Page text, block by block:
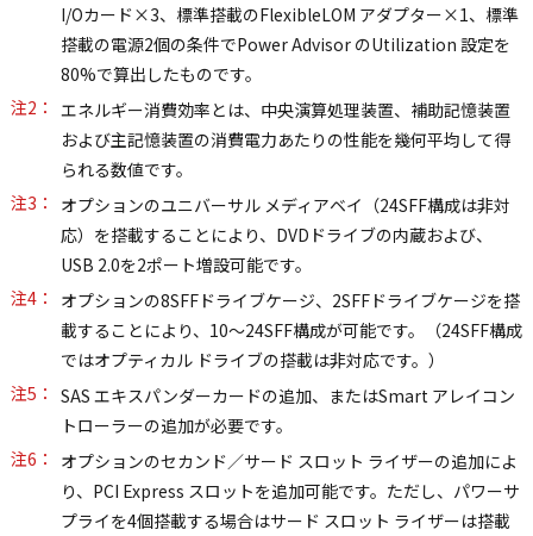
I/Oカード×3、標準搭載のFlexibleLOM アダプター×1、標準
搭載の電源2個の条件でPower Advisor のUtilization 設定を
80%で算出したものです。
注2： エネルギー消費効率とは、中央演算処理装置、補助記憶装置
および主記憶装置の消費電力あたりの性能を幾何平均して得
られる数値です。
注3：
オプションのユニバーサル メディアベイ（24SFF構成は非対
応）を搭載することにより、DVDドライブの内蔵および、
USB 2.0を2ポート増設可能です。
注4：
オプションの8SFFドライブケージ、2SFFドライブケージを搭
載することにより、10～24SFF構成が可能です。（24SFF構成
ではオプティカル ドライブの搭載は非対応です。）
注5： SAS エキスパンダーカードの追加、またはSmart アレイコン
トローラーの追加が必要です。
注6：
オプションのセカンド／サード スロット ライザーの追加によ
り、PCI Express スロットを追加可能です。ただし、パワーサ
プライを4個搭載する場合はサード スロット ライザーは搭載